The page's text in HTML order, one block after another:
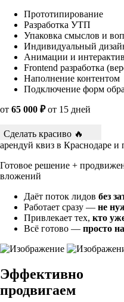
Прототипирование
Разработка УТП
Упаковка смыслов и
Индивидуальный
Анимации и
Frontend разработка
Наполнение контентом
Подключение форм
от 65 000 ₽от 15 дней
Сделать красиво 🔥
арендуй квиз в Краснодаре
Готовое решение +
вложений
Даёт поток лидов без
Работает сразу — не
Привлекает тех, кто
Всё готово — просто
Эффективно
продвигаем